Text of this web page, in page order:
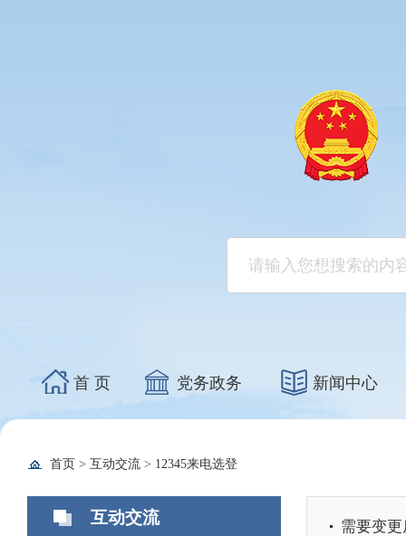
首 页 党务政务 新闻中心
首页 > 互动交流 > 12345来电选登
互动交流 需要变